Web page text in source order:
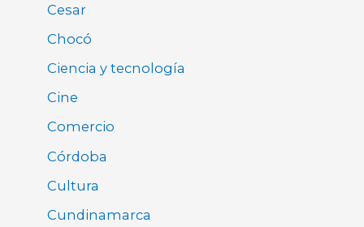
Cesar
Chocó
Ciencia y tecnología
Cine
Comercio
Córdoba
Cultura
Cundinamarca